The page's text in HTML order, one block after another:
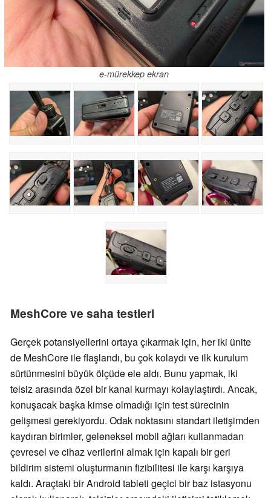
e-mürekkep ekran
MeshCore ve saha testleri
Gerçek potansiyellerini ortaya çıkarmak için, her iki ünite
de MeshCore ile flaşlandı, bu çok kolaydı ve ilk kurulum
sürtünmesini büyük ölçüde ele aldı. Bunu yapmak, iki
telsiz arasında özel bir kanal kurmayı kolaylaştırdı. Ancak,
konuşacak başka kimse olmadığı için test sürecinin
gelişmesi gerekiyordu. Odak noktasını standart iletişimden
kaydıran birimler, geleneksel mobil ağları kullanmadan
çevresel ve cihaz verilerini almak için kapalı bir geri
bildirim sistemi oluşturmanın fizibilitesi ile karşı karşıya
kaldı. Araçtaki bir Android tableti geçici bir baz istasyonu